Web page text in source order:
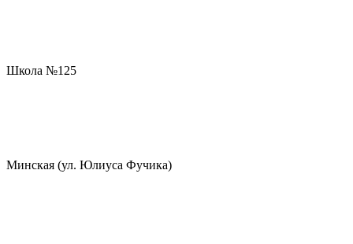
Школа №125
Минская (ул. Юлиуса Фучика)